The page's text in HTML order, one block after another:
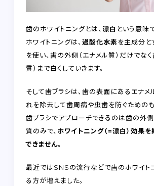
歯のホワイトニングとは、 漂白 という意味で
ホワイトニングは、 過酸化水素を主成分と
を使い、歯の外側（エナメル質）だけでな
質）まで白くしていきます。
そして歯ブラシは、歯の表面にあるエナ
れを除去して歯周病や虫歯を防ぐためのも
歯ブラシでアプローチできるのは歯の外
質のみで、 ホワイトニング（=漂白）効果
できません。
最近ではSNSの流行などで歯のホワイト
る方が増えました。